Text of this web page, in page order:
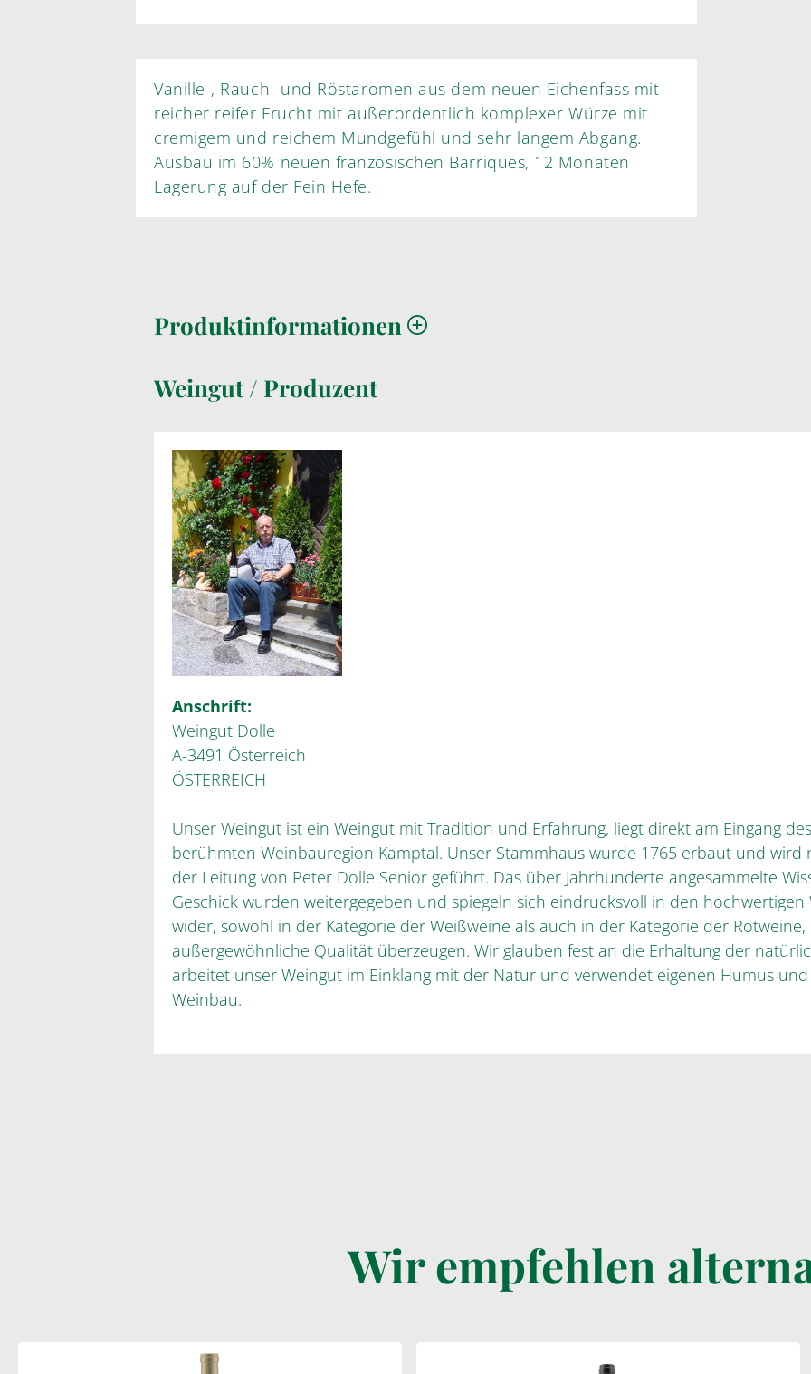
Vanille-, Rauch- und Röstaromen aus dem neuen Eichenfass mit
reicher reifer Frucht mit außerordentlich komplexer Würze mit
cremigem und reichem Mundgefühl und sehr langem Abgang.
Ausbau im 60% neuen französischen Barriques, 12 Monaten
Lagerung auf der Fein Hefe.
Produktinformationen
Weingut / Produzent
Anschrift:
Weingut Dolle
A-3491 Österreich
ÖSTERREICH
Unser Weingut ist ein Weingut mit Tradition und Erfahrung, liegt direkt am Eingang
berühmten Weinbauregion Kamptal. Unser Stammhaus wurde 1765 erbaut und wird
der Leitung von Peter Dolle Senior geführt. Das über Jahrhunderte angesammelte
Geschick wurden weitergegeben und spiegeln sich eindrucksvoll in den hochwertigen
wider, sowohl in der Kategorie der Weißweine als auch in der Kategorie der
außergewöhnliche Qualität überzeugen. Wir glauben fest an die Erhaltung der
arbeitet unser Weingut im Einklang mit der Natur und verwendet eigenen Humus
Weinbau.
Wir empfehlen